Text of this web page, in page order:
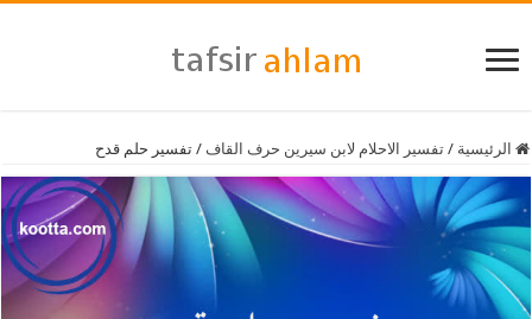
الرئيسية / تفسير الاحلام لابن سيرين حرف القاف / تفسير حلم قدح